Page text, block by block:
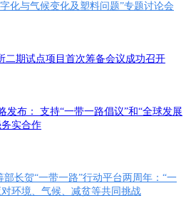
化与气候变化及塑料问题”专题讨论会
二期试点项目首次筹备会议成功召开
发布： 支持“一带一路倡议”和“全球发展
实合作
长贺“一带一路”行动平台两周年：“一
环境、气候、减贫等共同挑战